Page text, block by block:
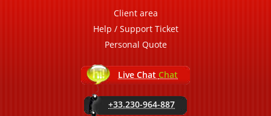
Client area
Help / Support Ticket
Personal Quote
Live Chat Chat
+33.230-964-887